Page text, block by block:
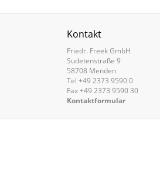
Kontakt
Friedr. Freek GmbH
Sudetenstraße 9
58708 Menden
Tel +49 2373 9590 0
Fax +49 2373 9590 30
Kontaktformular